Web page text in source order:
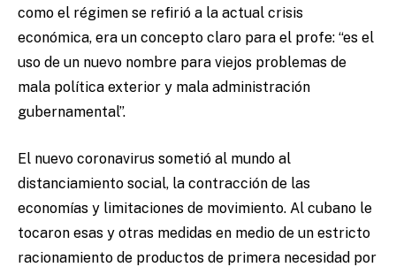
como el régimen se refirió a la actual crisis
económica, era un concepto claro para el profe: “es el
uso de un nuevo nombre para viejos problemas de
mala política exterior y mala administración
gubernamental”.
El nuevo coronavirus sometió al mundo al
distanciamiento social, la contracción de las
economías y limitaciones de movimiento. Al cubano le
tocaron esas y otras medidas en medio de un estricto
racionamiento de productos de primera necesidad por